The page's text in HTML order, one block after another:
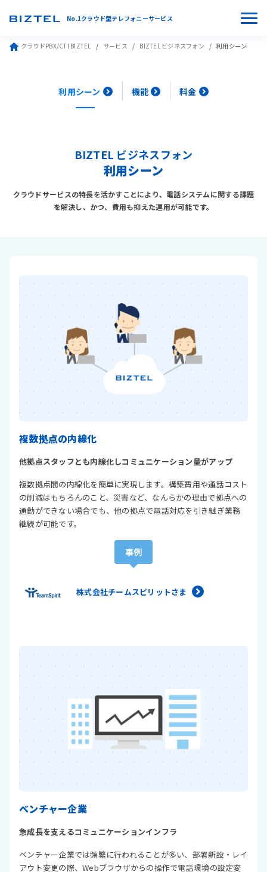
No.1クラウド型テレフォニーサービス
クラウドPBX/CTI BIZTEL サービス BIZTEL ビジネスフォン 利用シーン
利用シーン 機能 料金
BIZTEL ビジネスフォン
利用シーン
クラウドサービスの特長を活かすことにより、電話システムに関する課題
を解決し、かつ、費用も抑えた運用が可能です。
複数拠点の内線化
他拠点スタッフとも内線化しコミュニケーション量がアップ
複数拠点間の内線化を簡単に実現します。構築費用や通話コスト
の削減はもちろんのこと、災害など、なんらかの理由で拠点への
通勤ができない場合でも、他の拠点で電話対応を引き継ぎ業務
継続が可能です。
事例
株式会社チームスピリットさま
ベンチャー企業
急成長を支えるコミュニケーションインフラ
ベンチャー企業では頻繁に行われることが多い、部署新設・レイ
アウト変更の際、Webブラウザからの操作で電話環境の設定変